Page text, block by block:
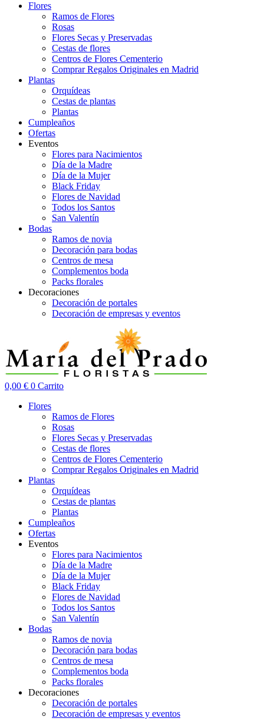
Flores
Ramos de Flores
Rosas
Flores Secas y Preservadas
Cestas de flores
Centros de Flores Cementerio
Comprar Regalos Originales en Madrid
Plantas
Orquídeas
Cestas de plantas
Plantas
Cumpleaños
Ofertas
Eventos
Flores para Nacimientos
Día de la Madre
Día de la Mujer
Black Friday
Flores de Navidad
Todos los Santos
San Valentín
Bodas
Ramos de novia
Decoración para bodas
Centros de mesa
Complementos boda
Packs florales
Decoraciones
Decoración de portales
Decoración de empresas y eventos
0,00 € 0 Carrito
Flores
Ramos de Flores
Rosas
Flores Secas y Preservadas
Cestas de flores
Centros de Flores Cementerio
Comprar Regalos Originales en Madrid
Plantas
Orquídeas
Cestas de plantas
Plantas
Cumpleaños
Ofertas
Eventos
Flores para Nacimientos
Día de la Madre
Día de la Mujer
Black Friday
Flores de Navidad
Todos los Santos
San Valentín
Bodas
Ramos de novia
Decoración para bodas
Centros de mesa
Complementos boda
Packs florales
Decoraciones
Decoración de portales
Decoración de empresas y eventos